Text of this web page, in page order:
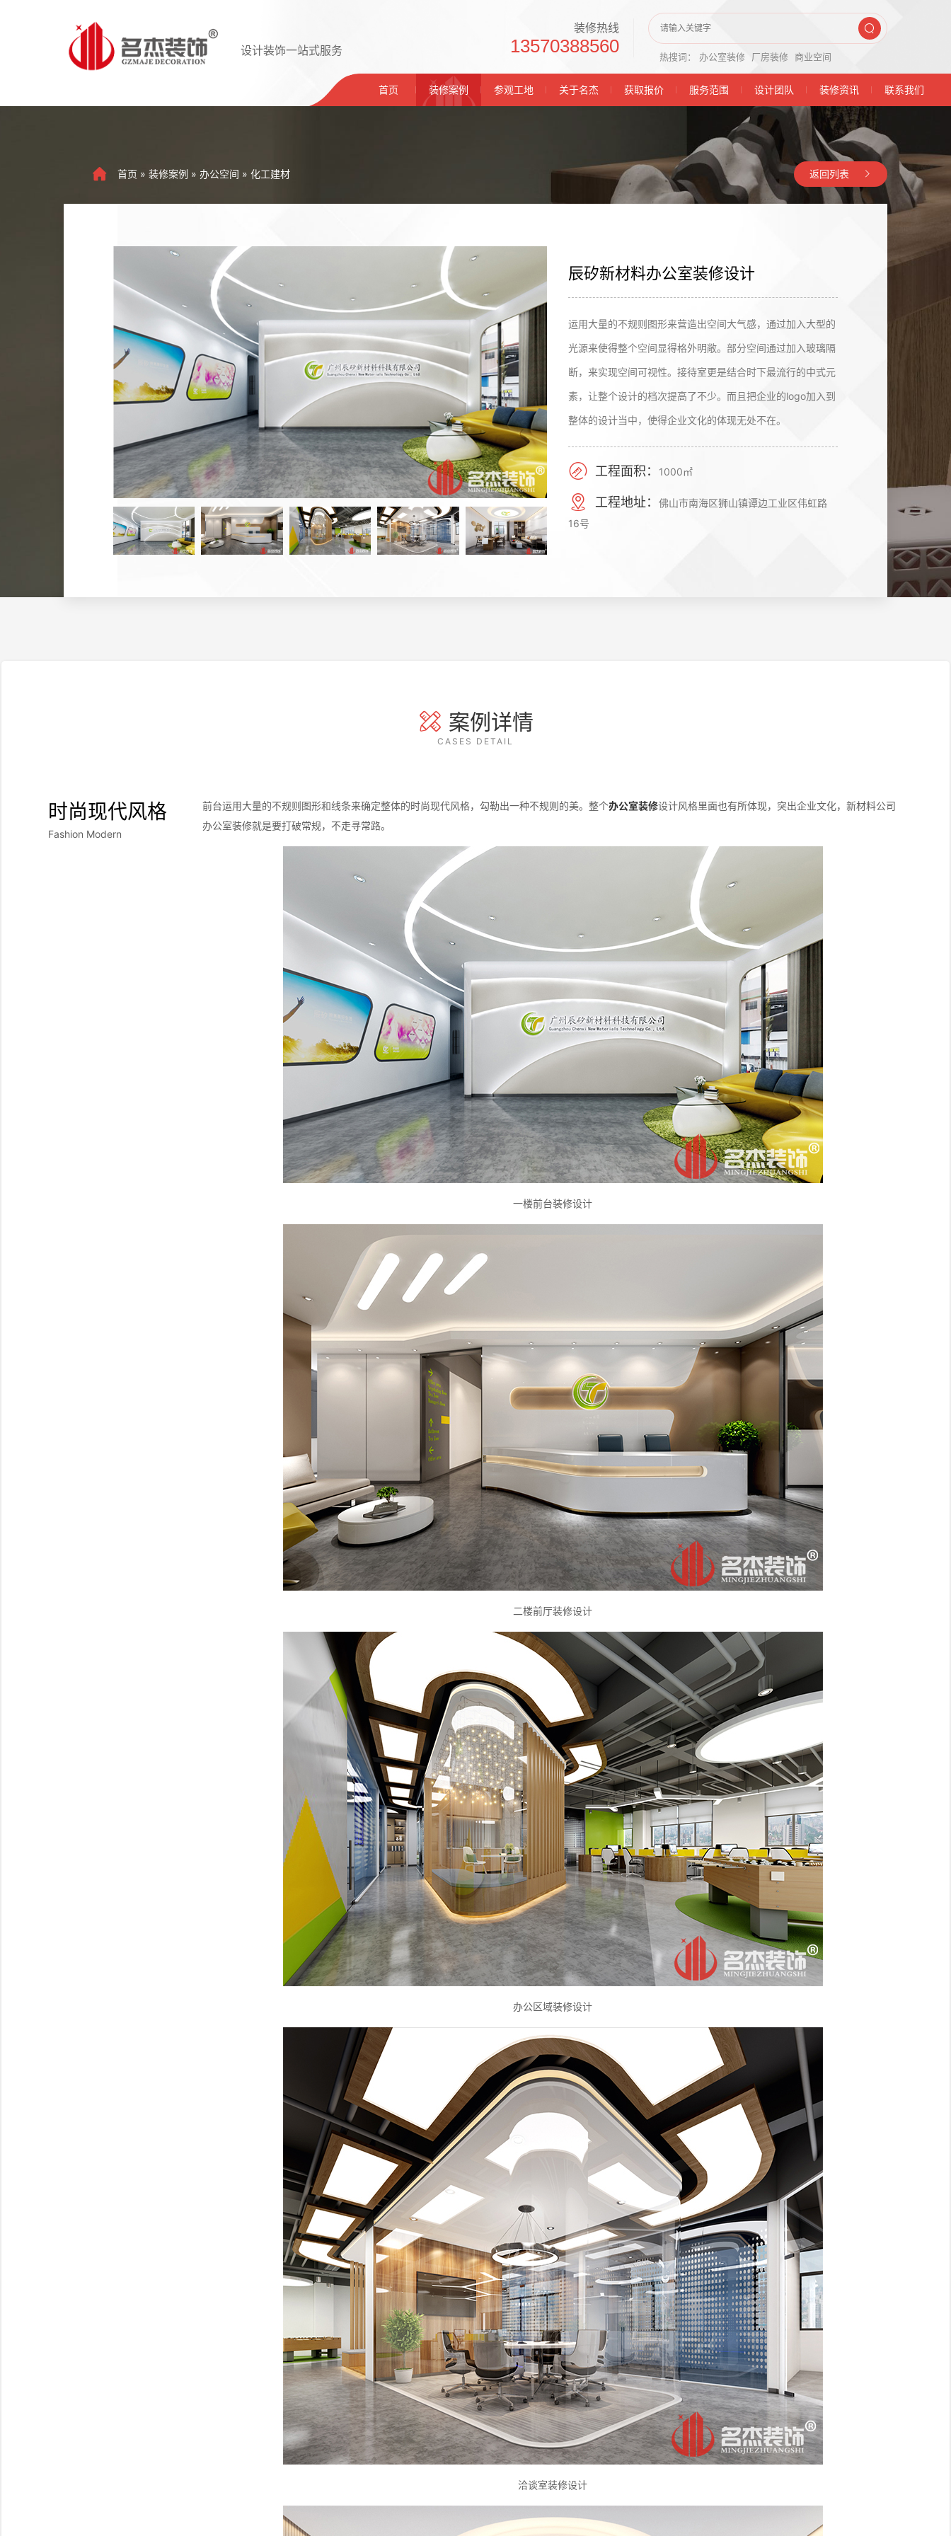
设计装饰一站式服务
装修热线
13570388560 热搜词： 办公室装修 厂房装修 商业空间
首页 装修案例 参观工地 关于名杰 获取报价 服务范围 设计团队 装修资讯 联系我们
首页 » 装修案例 » 办公空间 » 化工建材 返回列表
辰矽新材料办公室装修设计
运用大量的不规则图形来营造出空间大气感，通过加入大型的
光源来使得整个空间显得格外明敞。部分空间通过加入玻璃隔
断，来实现空间可视性。接待室更是结合时下最流行的中式元
素，让整个设计的档次提高了不少。而且把企业的logo加入到
整体的设计当中，使得企业文化的体现无处不在。
工程面积： 1000㎡
工程地址：
佛山市南海区狮山镇谭边工业区伟虹路
16号
案例详情
CASES DETAIL
时尚现代风格
Fashion Modern
前台运用大量的不规则图形和线条来确定整体的时尚现代风格，勾勒出一种不规则的美。整个办公室装修设计风格里面也有所体现，突出企业文化，新材料公司
办公室装修就是要打破常规，不走寻常路。
一楼前台装修设计
二楼前厅装修设计
办公区域装修设计
洽谈室装修设计